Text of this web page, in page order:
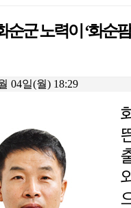
순군 노력이 ‘화순
04일(월) 18:29